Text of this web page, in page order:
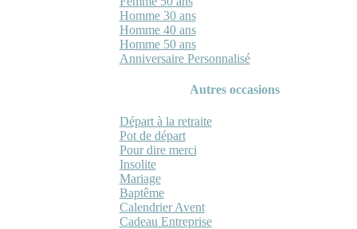
Homme 30 ans
Homme 40 ans
Homme 50 ans
Anniversaire Personnalisé
Autres occasions
Départ à la retraite
Pot de départ
Pour dire merci
Insolite
Mariage
Baptême
Calendrier Avent
Cadeau Entreprise